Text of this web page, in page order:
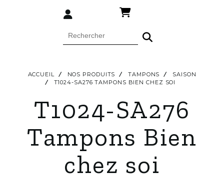
ACCUEIL NOS PRODUITS TAMPONS
SAISON
T1024-SA276 TAMPONS BIEN CHEZ SOI
T1024-SA276
Tampons Bien
chez soi